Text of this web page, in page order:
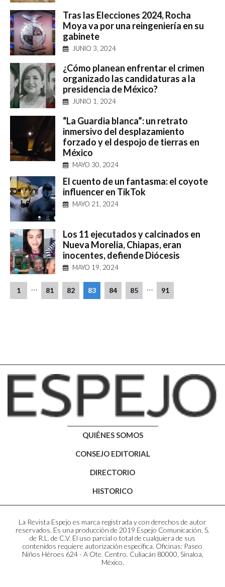
Tras las Elecciones 2024, Rocha
Moya va por una reingeniería en su
gabinete
JUNIO 3, 2024
¿Cómo planean enfrentar el crimen
organizado las candidaturas a la
presidencia de México?
JUNIO 1, 2024
“La Guardia blanca”: un retrato
inmersivo del desplazamiento
forzado y el despojo de tierras en
México
MAYO 30, 2024
El cuento de un fantasma: el coyote
influencer en TikTok
MAYO 21, 2024
Los 11 ejecutados y calcinados en
Nueva Morelia, Chiapas, eran
inocentes, defiende Diócesis
MAYO 19, 2024
1 … 81 82 83 84 85 … 91
QUIÉNES SOMOS
CONSEJO EDITORIAL
DIRECTORIO
HISTORICO
La Revista Espejo es marca registrada y con derechos de autor
reservados. Es una producción de 2019 Espejo Comunicación, S.
de R.L. de C.V. El uso parcial o total de cualquiera de sus
contenidos requiere autorización específica. Oficinas: Paseo
Niños Héroes 624 - A Ote. Centro. Culiacán 80000, Sinaloa,
México.